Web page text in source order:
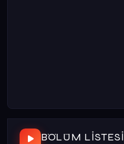
BÖLÜM LISTESI